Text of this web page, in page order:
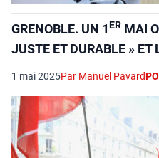
GRENOBLE. UN 1ER MAI
JUSTE ET DURABLE »
1 mai 2025Par Manuel Pavard